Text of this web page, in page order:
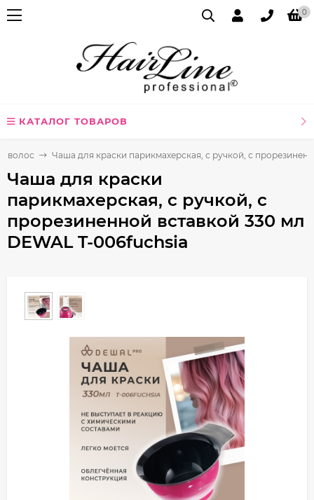
0
КАТАЛОГ ТОВАРОВ
волос Чаша для краски парикмахерская, с ручкой, с
Чаша для краски
парикмахерская, с ручкой, с
прорезиненной вставкой 330 мл
DEWAL T-006fuchsia